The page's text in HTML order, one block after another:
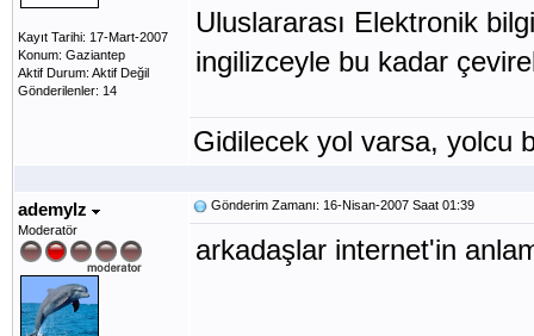
Kayıt Tarihi: 17-Mart-2007
Konum: Gaziantep
Aktif Durum: Aktif Değil
Gönderilenler: 14
Uluslararası Elektronik
ingilizceyle bu kadar
Gidilecek yol varsa, yolcu
ademylz
Moderatör
Gönderim Zamanı: 16-Nisan-2007 Saat 01:39
arkadaşlar internet'in